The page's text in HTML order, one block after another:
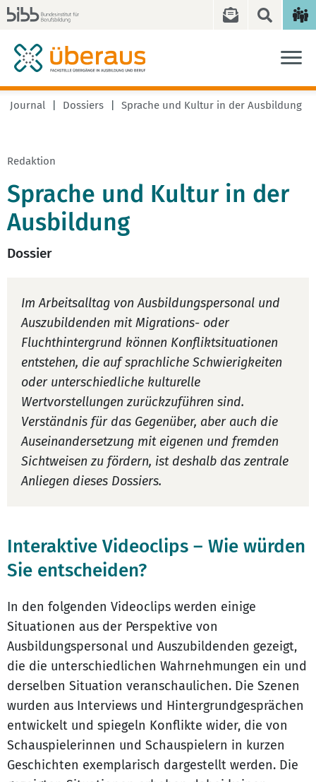
Journal Dossiers Sprache und Kultur in der Ausbildung
Redaktion
Sprache und Kultur in der
Ausbildung
Dossier
Im Arbeitsalltag von Ausbildungspersonal und
Auszubildenden mit Migrations- oder
Fluchthintergrund können Konfliktsituationen
entstehen, die auf sprachliche Schwierigkeiten
oder unterschiedliche kulturelle
Wertvorstellungen zurückzuführen sind.
Verständnis für das Gegenüber, aber auch die
Auseinandersetzung mit eigenen und fremden
Sichtweisen zu fördern, ist deshalb das zentrale
Anliegen dieses Dossiers.
Interaktive Videoclips – Wie würden
Sie entscheiden?
In den folgenden Videoclips werden einige
Situationen aus der Perspektive von
Ausbildungspersonal und Auszubildenden gezeigt,
die die unterschiedlichen Wahrnehmungen ein und
derselben Situation veranschaulichen. Die Szenen
wurden aus Interviews und Hintergrundgesprächen
entwickelt und spiegeln Konflikte wider, die von
Schauspielerinnen und Schauspielern in kurzen
Geschichten exemplarisch dargestellt werden. Die